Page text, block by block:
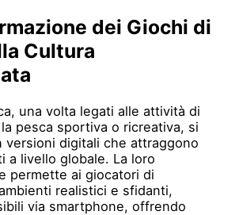
dei Giochi di
Cultura
una volta legati alle attività di
pesca sportiva o ricreativa, si
versioni digitali che attraggono
a livello globale. La loro
permette ai giocatori di
realistici e sfidanti,
via smartphone, offrendo